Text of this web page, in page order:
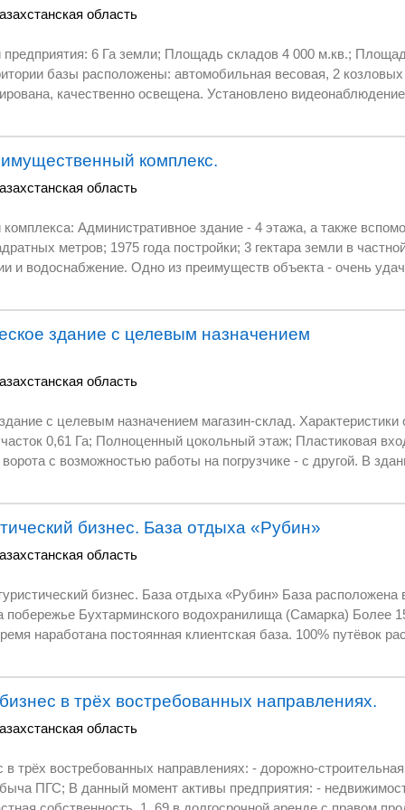
продукции.
позволяет увеличить объём чистой прибыли
все вопросы по приобретению предприятия!
область
6 Га земли; Площадь складов 4 000 м.кв.; Площадь административного
частично, договора с
состоянии. Производится качественныйкомплекс.
область
вспомогательные помещения.
земли в частной собственности;
Но это далеко не весь спектр возможных
обсудим все вопросы по данному объекту!
здание с целевым назначением
область
назначением магазин-склад. Характеристики объекта: Площадь 1
Полноценный цокольный этаж; Пластиковая входная группа с одной
В здании оборудованы
и быстрая поставка товаров в любую точку города). Здание очень
легко подъезжают к погрузочно-разгрузочной зоне и
бизнес. База отдыха «Рубин»
область
бизнес. База отдыха «Рубин» База расположена в Восточно-
Более 15 лет “Рубин”
клиентская база. 100% путёвок раскупают ещё до нового
необходимое для комфортного жизнеобеспечения: 3 скважины, 3
своя ТП, паркинг на 200 автомобилей. Баня. По всей базе
холодильниками, плитами и
другое. Именно
которые ценят качественный отдых. Бизнес выстроен полностью “от
в трёх востребованных направлениях.
область
в трёх востребованных направлениях: - дорожно-
2 793 метра кв. -